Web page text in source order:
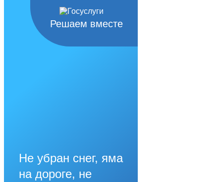
Решаем вместе
Не убран снег, яма
на дороге, не